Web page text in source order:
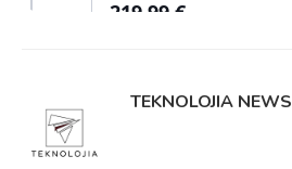
TEKNOLOJIA NEWS